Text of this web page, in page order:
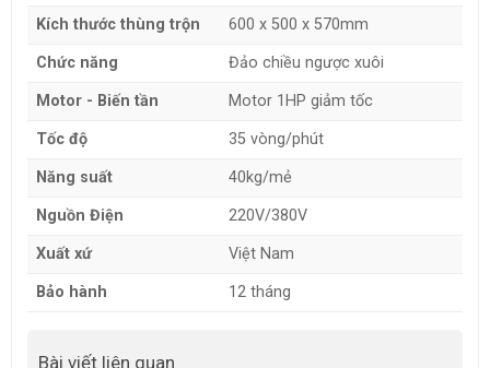
Kích thước thùng trộn 600 x 500 x 570mm
Chức năng Đảo chiều ngược xuôi
Motor - Biến tần Motor 1HP giảm tốc
Tốc độ 35 vòng/phút
Năng suất 40kg/mẻ
Nguồn Điện 220V/380V
Xuất xứ Việt Nam
Bảo hành 12 tháng
Bài viết liên quan